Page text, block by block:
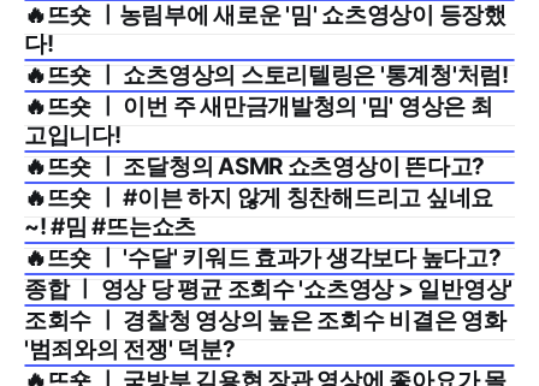
2024년 11월 3주
🔥뜨숏 ㅣ농림부에 새로운 '밈' 쇼츠영상이 등장했
다!
2024년 11월 2주
🔥뜨숏 ㅣ 쇼츠영상의 스토리텔링은 '통계청'처럼!
2024년 11월 1주
🔥뜨숏 ㅣ 이번 주 새만금개발청의 '밈' 영상은 최
고입니다!
2024년 10월 5주
🔥뜨숏 ㅣ 조달청의 ASMR 쇼츠영상이 뜬다고?
2024년 10월 4주
🔥뜨숏 ㅣ #이븐 하지 않게 칭찬해드리고 싶네요
~! #밈 #뜨는쇼츠
2024년 10월 3주
🔥뜨숏 ㅣ '수달' 키워드 효과가 생각보다 높다고?
2024년 10월 3주
종합 ㅣ 영상 당 평균 조회수 '쇼츠영상 > 일반영상'
2024년 10월 2주
조회수 ㅣ 경찰청 영상의 높은 조회수 비결은 영화
'범죄와의 전쟁' 덕분?